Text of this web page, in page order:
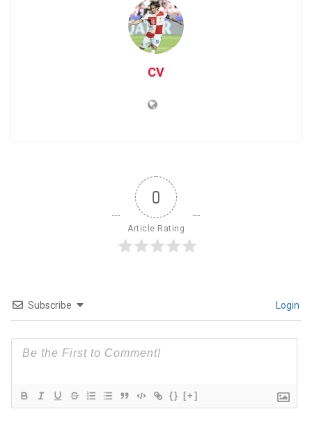
CV
0
Article Rating
Subscribe Login
{} [+]